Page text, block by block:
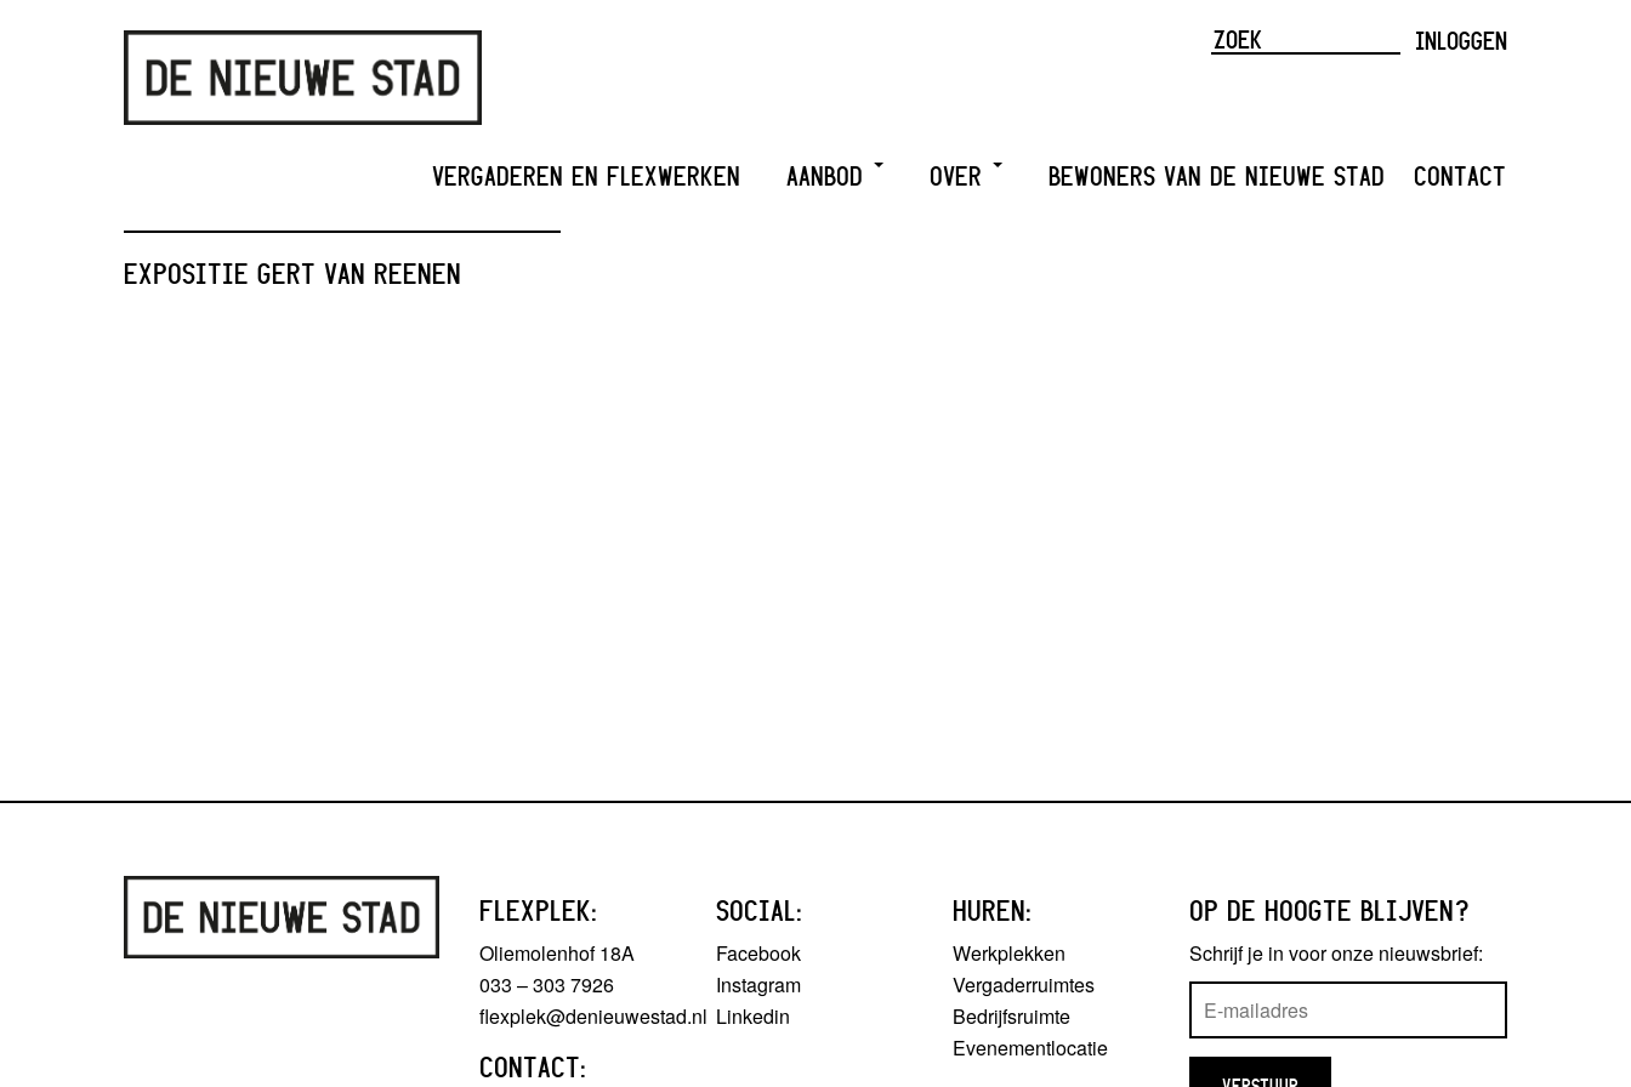
INLOGGEN
VERGADEREN EN FLEXWERKEN AANBOD OVER BEWONERS VAN DE NIEUWE STAD CONTACT
EXPOSITIE GERT VAN REENEN
FLEXPLEK:
Oliemolenhof 18A
033 – 303 7926
flexplek@denieuwestad.nl
CONTACT:
SOCIAL:
Facebook
Instagram
Linkedin
HUREN:
Werkplekken
Vergaderruimtes
Bedrijfsruimte
Evenementlocatie
OP DE HOOGTE BLIJVEN?
Schrijf je in voor onze nieuwsbrief: